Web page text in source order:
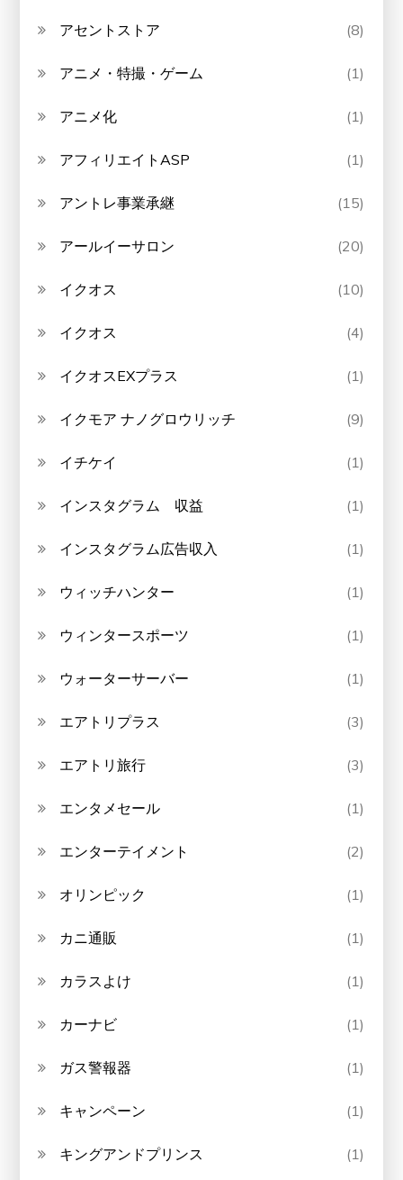
アセントストア (8)
アニメ・特撮・ゲーム (1)
アニメ化 (1)
アフィリエイトASP (1)
アントレ事業承継 (15)
アールイーサロン (20)
イクオス (10)
イクオス (4)
イクオスEXプラス (1)
イクモア ナノグロウリッチ (9)
イチケイ (1)
インスタグラム 収益 (1)
インスタグラム広告収入 (1)
ウィッチハンター (1)
ウィンタースポーツ (1)
ウォーターサーバー (1)
エアトリプラス (3)
エアトリ旅行 (3)
エンタメセール (1)
エンターテイメント (2)
オリンピック (1)
カニ通販 (1)
カラスよけ (1)
カーナビ (1)
ガス警報器 (1)
キャンペーン (1)
キングアンドプリンス (1)